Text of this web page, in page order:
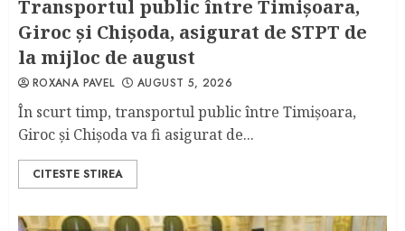
Transportul public între Timişoara,
Giroc şi Chişoda, asigurat de STPT de
la mijloc de august
ROXANA PAVEL AUGUST 5, 2026
În scurt timp, transportul public între Timişoara,
Giroc şi Chişoda va fi asigurat de...
CITESTE STIREA